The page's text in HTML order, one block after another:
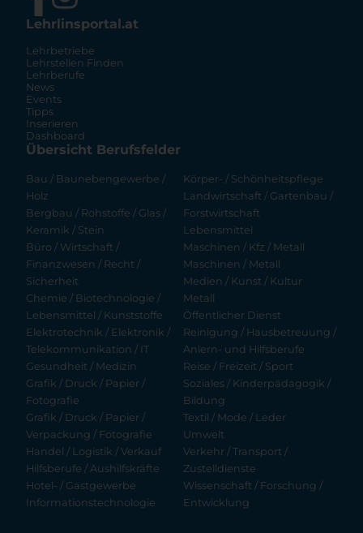
Lehrlinsportal.at
Lehrbetriebe
Lehrstellen Finden
Lehrberufe
News
Events
Tipps
Inserieren
Dashboard
Übersicht Berufsfelder
Bau / Baunebengewerbe /
Holz
Bergbau / Rohstoffe / Glas /
Keramik / Stein
Büro / Wirtschaft /
Finanzwesen / Recht /
Sicherheit
Chemie / Biotechnologie /
Lebensmittel / Kunststoffe
Elektrotechnik / Elektronik /
Telekommunikation / IT
Gesundheit / Medizin
Grafik / Druck / Papier /
Fotografie
Grafik / Druck / Papier /
Verpackung / Fotografie
Handel / Logistik / Verkauf
Hilfsberufe / Aushilfskräfte
Hotel- / Gastgewerbe
Informationstechnologie
Körper- / Schönheitspflege
Landwirtschaft / Gartenbau /
Forstwirtschaft
Lebensmittel
Maschinen / Kfz / Metall
Maschinen / Metall
Medien / Kunst / Kultur
Metall
Öffentlicher Dienst
Reinigung / Hausbetreuung /
Anlern- und Hilfsberufe
Reise / Freizeit / Sport
Soziales / Kinderpädagogik /
Bildung
Textil / Mode / Leder
Umwelt
Verkehr / Transport /
Zustelldienste
Wissenschaft / Forschung /
Entwicklung